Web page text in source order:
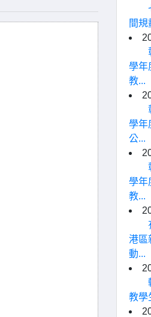
間規
學年
教...
學年
公...
學年
教...
港區
動...
教學